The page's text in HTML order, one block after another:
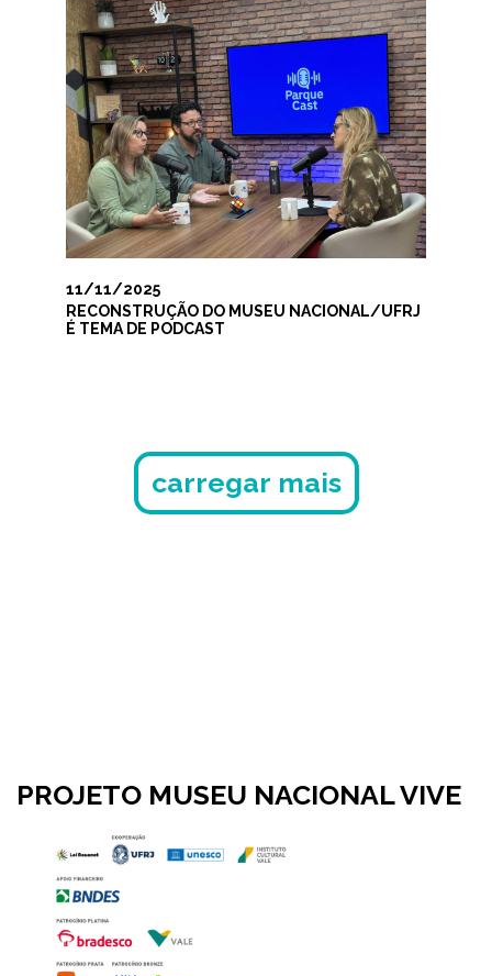
11/11/2025
RECONSTRUÇÃO DO MUSEU NACIONAL/UFRJ
É TEMA DE PODCAST
carregar mais
PROJETO MUSEU NACIONAL VIVE